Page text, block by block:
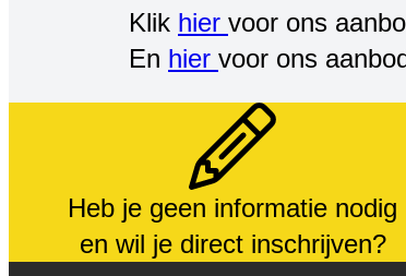
Klik hier voor ons
En hier voor ons
Heb je geen informatie nodig
en wil je direct inschrijven?